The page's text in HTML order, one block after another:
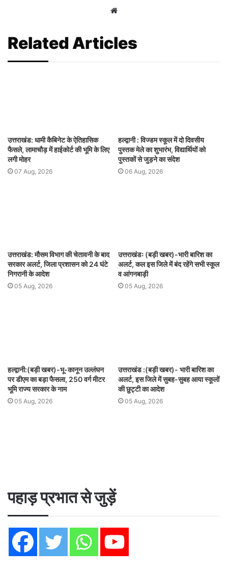
Website
Related Articles
उत्तराखंड: धामी कैबिनेट के ऐतिहासिक
फैसले, लामाचौड़ में हाईकोर्ट की भूमि के लिए
लगी मोहर
07 Aug, 2026
हल्द्वानी : विज्डम स्कूल में दो दिवसीय
पुस्तक मेले का शुभारंभ, विद्यार्थियों को
पुस्तकों से जुड़ने का संदेश
06 Aug, 2026
उत्तराखंड: मौसम विभाग की चेतावनी के बाद
सरकार अलर्ट, जिला प्रशासन को 24 घंटे
निगरानी के आदेश
05 Aug, 2026
उत्तराखंडः (बड़ी खबर)-भारी बारिश का
अलर्ट, कल इस जिले में बंद रहेंगे सभी स्कूल
व आंगनबाड़ी
05 Aug, 2026
हल्द्वानी:(बड़ी खबर)-भू-कानून उल्लंघन
पर डीएम का बड़ा फैसला, 250 वर्ग मीटर
भूमि राज्य सरकार के नाम
05 Aug, 2026
उत्तराखंड :(बड़ी खबर)- भारी बारिश का
अलर्ट, इस जिले में सुबह-सुबह आया स्कूलों
की छुट्टी का आदेश
05 Aug, 2026
पहाड़ प्रभात से जुड़ें